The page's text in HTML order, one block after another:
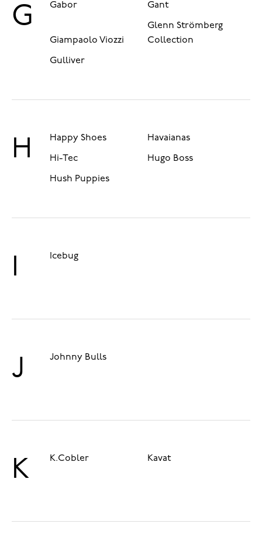
G Gabor Gant
Giampaolo Viozzi
Glenn Strömberg
Collection
Gulliver
H Happy Shoes Havaianas
Hi-Tec Hugo Boss
Hush Puppies
I Icebug
J Johnny Bulls
K K.Cobler Kavat